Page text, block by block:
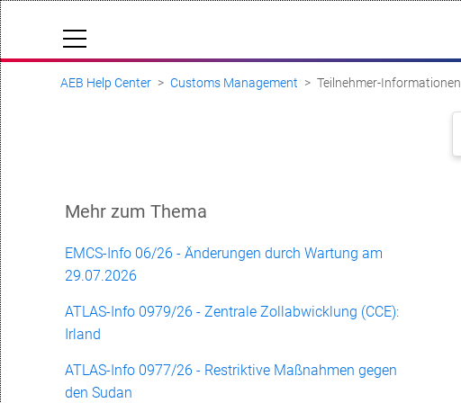
Cloud Status
Community
Dokumentation & Downloads
API-Dokumentation
Anfrage einreichen
AEB Help Center Customs Management Teilnehmer-Informationen
Mehr zum Thema
EMCS-Info 06/26 - Änderungen durch Wartung am
29.07.2026
ATLAS-Info 0979/26 - Zentrale Zollabwicklung (CCE):
Irland
ATLAS-Info 0977/26 - Restriktive Maßnahmen gegen
den Sudan